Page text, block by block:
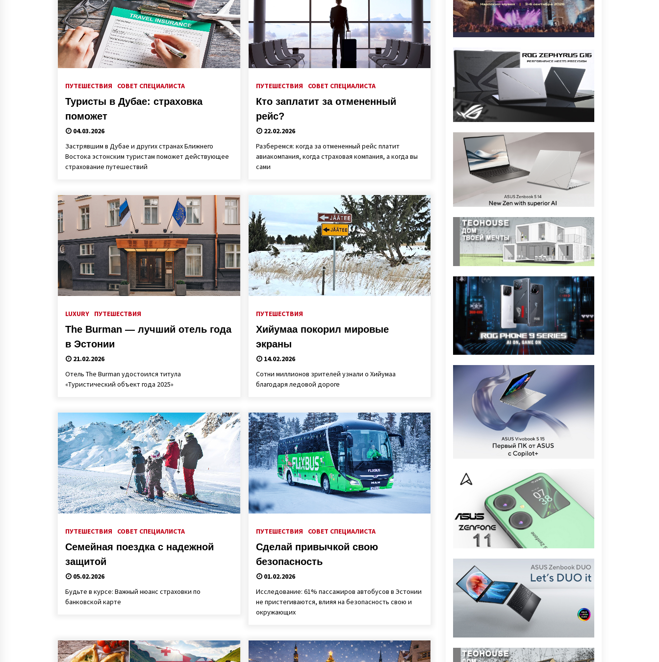
ПУТЕШЕСТВИЯ СОВЕТ СПЕЦИАЛИСТА
Туристы в Дубае: страховка
поможет
04.03.2026
Застрявшим в Дубае и других странах Ближнего
Востока эстонским туристам поможет действующее
страхование путешествий
ПУТЕШЕСТВИЯ СОВЕТ СПЕЦИАЛИСТА
Кто заплатит за отмененный
рейс?
22.02.2026
Разберемся: когда за отмененный рейс платит
авиакомпания, когда страховая компания, а когда вы
сами
LUXURY ПУТЕШЕСТВИЯ
The Burman — лучший отель года
в Эстонии
21.02.2026
Отель The Burman удостоился титула
«Туристический объект года 2025»
ПУТЕШЕСТВИЯ
Хийумаа покорил мировые
экраны
14.02.2026
Сотни миллионов зрителей узнали о Хийумаа
благодаря ледовой дороге
ПУТЕШЕСТВИЯ СОВЕТ СПЕЦИАЛИСТА
Семейная поездка с надежной
защитой
05.02.2026
Будьте в курсе: Важный нюанс страховки по
банковской карте
ПУТЕШЕСТВИЯ СОВЕТ СПЕЦИАЛИСТА
Сделай привычкой свою
безопасность
01.02.2026
Исследование: 61% пассажиров автобусов в Эстонии
не пристегиваются, влияя на безопасность свою и
окружающих